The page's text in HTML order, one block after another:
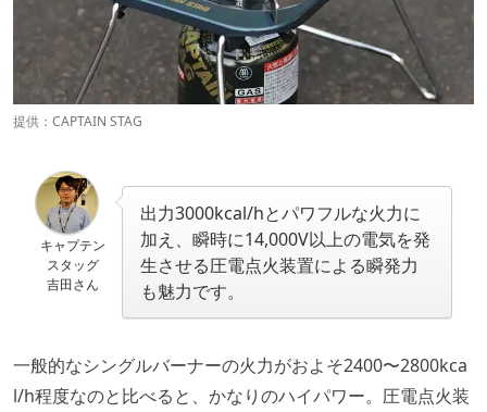
提供：CAPTAIN STAG
キャプテン
スタッグ
吉田さん
出力3000kcal/hとパワフルな火力に
加え、瞬時に14,000V以上の電気を発
生させる圧電点火装置による瞬発力
も魅力です。
一般的なシングルバーナーの火力がおよそ2400〜2800kca
l/h程度なのと比べると、かなりのハイパワー。圧電点火装